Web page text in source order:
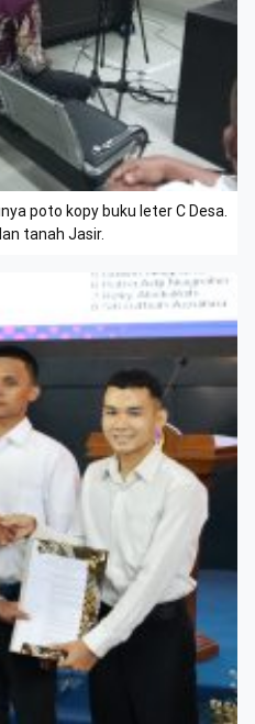
poto kopy buku leter C Desa.
tanah Jasir.